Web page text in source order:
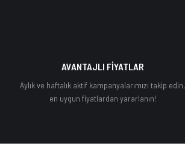
AVANTAJLI FİYATLAR
Aylık ve haftalık aktif kampanyalarımızı takip edin,
en uygun fiyatlardan yararlanın!